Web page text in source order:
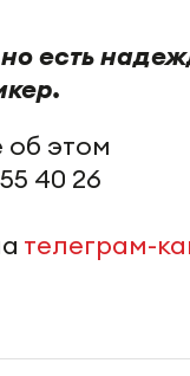
есть
об этом
40 26
телеграм-